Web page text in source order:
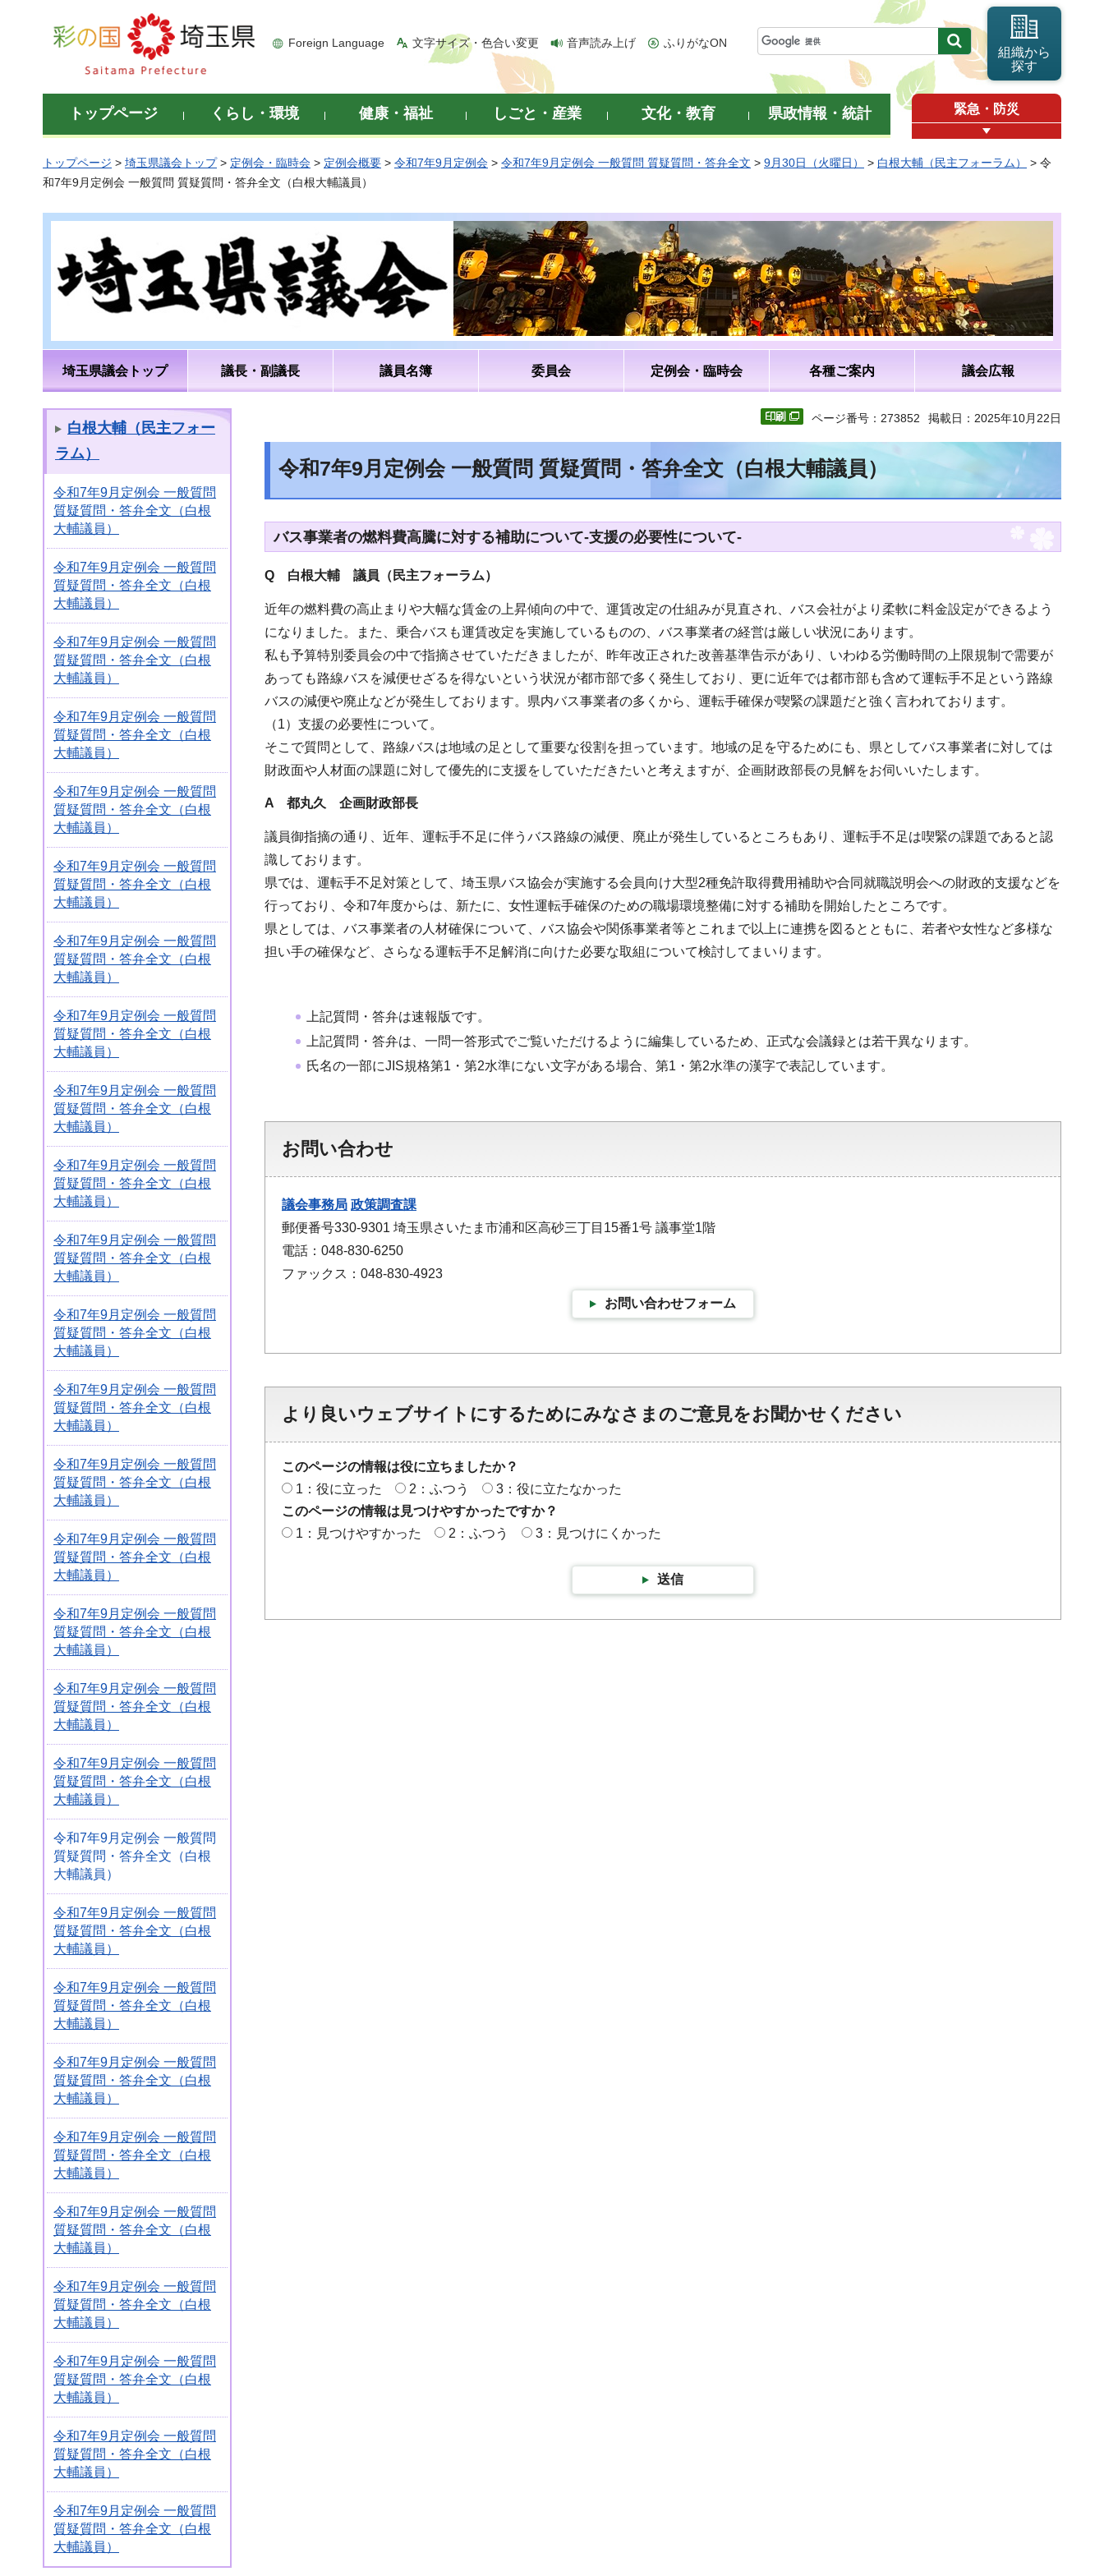
彩の国 埼玉県
Foreign Language 文字サイズ・色合い変更 音声読み上げ ふりがなON
組織から
探す
トップページ くらし・環境 健康・福祉 しごと・産業 文化・教育 県政情報・統計 緊急・防災
トップページ > 埼玉県議会トップ> 定例会・臨時会 > 定例会概要 > 令和7年9月定例会 > 令和7年9月定例会 一般質問 質疑質問・答弁全文 > 9月30日（火曜日） > 白根大輔（民主フォーラム）
> 令
和7年9月定例会 一般質問 質疑質問・答弁全文（白根大輔議員）
埼玉県議会トップ 議長・副議長 議員名簿 委員会 定例会・臨時会 各種ご案内 議会広報
白根大輔（民主フォー
ラム）
令和7年9月定例会 一般質問
質疑質問・答弁全文（白根
大輔議員）
令和7年9月定例会 一般質問
質疑質問・答弁全文（白根
大輔議員）
令和7年9月定例会 一般質問
質疑質問・答弁全文（白根
大輔議員）
令和7年9月定例会 一般質問
質疑質問・答弁全文（白根
大輔議員）
令和7年9月定例会 一般質問
質疑質問・答弁全文（白根
大輔議員）
令和7年9月定例会 一般質問
質疑質問・答弁全文（白根
大輔議員）
令和7年9月定例会 一般質問
質疑質問・答弁全文（白根
大輔議員）
令和7年9月定例会 一般質問
質疑質問・答弁全文（白根
大輔議員）
令和7年9月定例会 一般質問
質疑質問・答弁全文（白根
大輔議員）
令和7年9月定例会 一般質問
質疑質問・答弁全文（白根
大輔議員）
令和7年9月定例会 一般質問
質疑質問・答弁全文（白根
大輔議員）
令和7年9月定例会 一般質問
質疑質問・答弁全文（白根
大輔議員）
令和7年9月定例会 一般質問
質疑質問・答弁全文（白根
大輔議員）
令和7年9月定例会 一般質問
質疑質問・答弁全文（白根
大輔議員）
令和7年9月定例会 一般質問
質疑質問・答弁全文（白根
大輔議員）
令和7年9月定例会 一般質問
質疑質問・答弁全文（白根
大輔議員）
令和7年9月定例会 一般質問
質疑質問・答弁全文（白根
大輔議員）
令和7年9月定例会 一般質問
質疑質問・答弁全文（白根
大輔議員）
令和7年9月定例会 一般質問
質疑質問・答弁全文（白根
大輔議員）
令和7年9月定例会 一般質問
質疑質問・答弁全文（白根
大輔議員）
令和7年9月定例会 一般質問
質疑質問・答弁全文（白根
大輔議員）
令和7年9月定例会 一般質問
質疑質問・答弁全文（白根
大輔議員）
令和7年9月定例会 一般質問
質疑質問・答弁全文（白根
大輔議員）
令和7年9月定例会 一般質問
質疑質問・答弁全文（白根
大輔議員）
令和7年9月定例会 一般質問
質疑質問・答弁全文（白根
大輔議員）
令和7年9月定例会 一般質問
質疑質問・答弁全文（白根
大輔議員）
令和7年9月定例会 一般質問
質疑質問・答弁全文（白根
大輔議員）
令和7年9月定例会 一般質問
質疑質問・答弁全文（白根
大輔議員）
ページ番号：273852 掲載日：2025年10月22日
令和7年9月定例会 一般質問 質疑質問・答弁全文（白根大輔議員）
バス事業者の燃料費高騰に対する補助について-支援の必要性について-
Q 白根大輔 議員（民主フォーラム）
近年の燃料費の高止まりや大幅な賃金の上昇傾向の中で、運賃改定の仕組みが見直され、バス会社がより柔軟に料金設定ができるよう
になりました。また、乗合バスも運賃改定を実施しているものの、バス事業者の経営は厳しい状況にあります。
私も予算特別委員会の中で指摘させていただきましたが、昨年改正された改善基準告示があり、いわゆる労働時間の上限規制で需要が
あっても路線バスを減便せざるを得ないという状況が都市部で多く発生しており、更に近年では都市部も含めて運転手不足という路線
バスの減便や廃止などが発生しております。県内バス事業者の多くから、運転手確保が喫緊の課題だと強く言われております。
（1）支援の必要性について。
そこで質問として、路線バスは地域の足として重要な役割を担っています。地域の足を守るためにも、県としてバス事業者に対しては
財政面や人材面の課題に対して優先的に支援をしていただきたいと考えますが、企画財政部長の見解をお伺いいたします。
A 都丸久 企画財政部長
議員御指摘の通り、近年、運転手不足に伴うバス路線の減便、廃止が発生しているところもあり、運転手不足は喫緊の課題であると認
識しております。
県では、運転手不足対策として、埼玉県バス協会が実施する会員向け大型2種免許取得費用補助や合同就職説明会への財政的支援などを
行っており、令和7年度からは、新たに、女性運転手確保のための職場環境整備に対する補助を開始したところです。
県としては、バス事業者の人材確保について、バス協会や関係事業者等とこれまで以上に連携を図るとともに、若者や女性など多様な
担い手の確保など、さらなる運転手不足解消に向けた必要な取組について検討してまいります。
上記質問・答弁は速報版です。
上記質問・答弁は、一問一答形式でご覧いただけるように編集しているため、正式な会議録とは若干異なります。
氏名の一部にJIS規格第1・第2水準にない文字がある場合、第1・第2水準の漢字で表記しています。
お問い合わせ
議会事務局 政策調査課
郵便番号330-9301 埼玉県さいたま市浦和区高砂三丁目15番1号 議事堂1階
電話：048-830-6250
ファックス：048-830-4923
お問い合わせフォーム
より良いウェブサイトにするためにみなさまのご意見をお聞かせください
このページの情報は役に立ちましたか？
1：役に立った
2：ふつう
3：役に立たなかった
このページの情報は見つけやすかったですか？
1：見つけやすかった
2：ふつう 3：見つけにくかった
送信